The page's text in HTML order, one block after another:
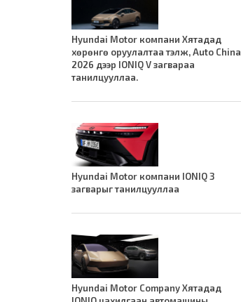
Hyundai Motor компани Хятадад
хөрөнгө оруулалтаа тэлж, Auto China
2026 дээр IONIQ V загвараа
танилцууллаа.
Hyundai Motor компани IONIQ 3
загварыг танилцууллаа
Hyundai Motor Company Хятадад